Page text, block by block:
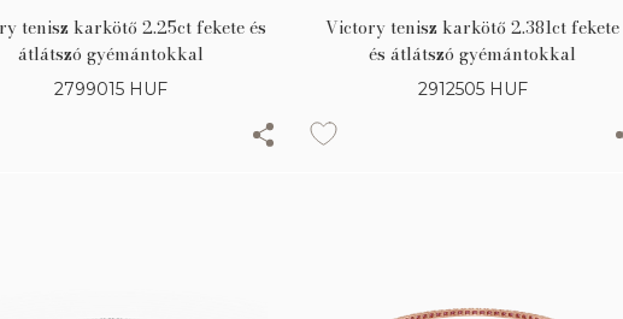
tenisz karkötő 2.25ct fekete és
átlátszó gyémántokkal
2799015 HUF
Victory tenisz karkötő 2.381ct fekete
és átlátszó gyémántokkal
2912505 HUF